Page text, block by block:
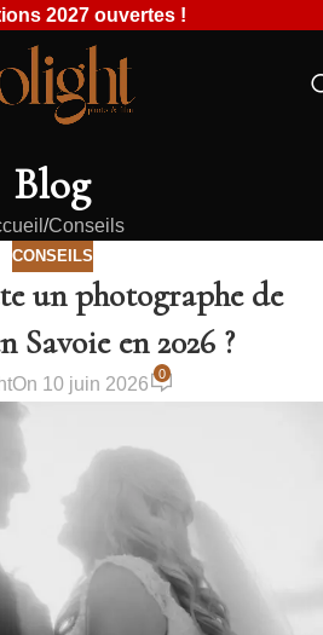
2027 ouvertes !
Blog
Conseils
CONSEILS
un photographe de
Savoie en 2026 ?
On 10 juin 2026
0